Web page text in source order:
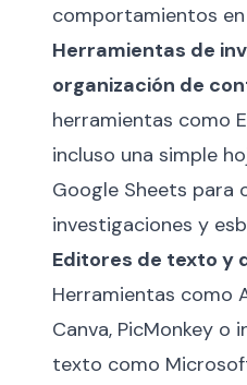
comportamientos en
Herramientas de
organización de
herramientas como
incluso una simple
Google Sheets para
investigaciones y
Editores de texto y
Herramientas como
Canva, PicMonkey o
texto como